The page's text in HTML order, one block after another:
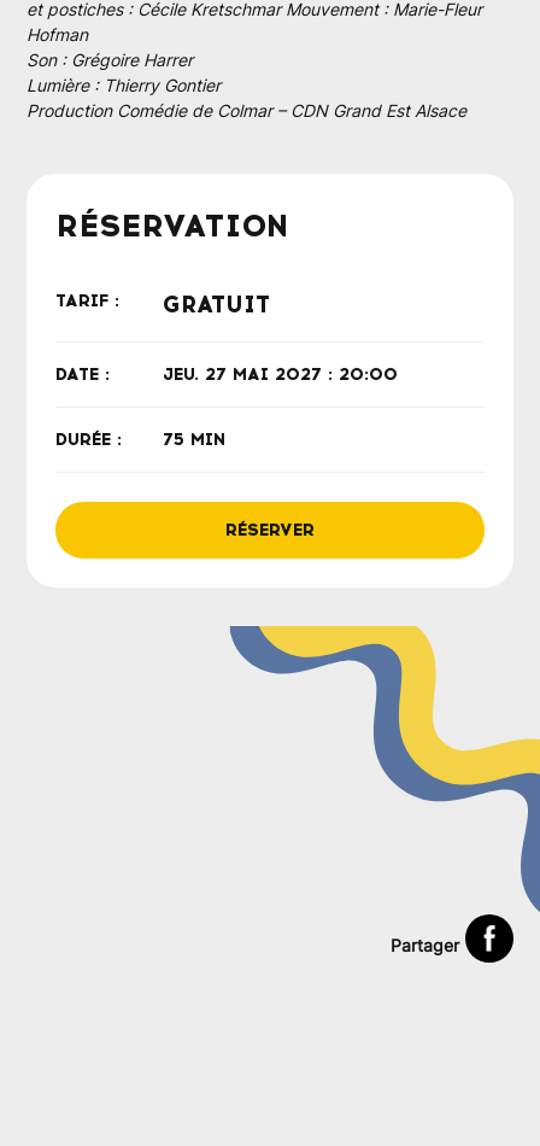
et postiches : Cécile Kretschmar Mouvement : Marie-Fleur
Hofman
Son : Grégoire Harrer
Lumière : Thierry Gontier
Production Comédie de Colmar – CDN Grand Est Alsace
RÉSERVATION
TARIF : GRATUIT
DATE : JEU. 27 MAI 2027 : 20:00
DURÉE : 75 MIN
RÉSERVER
Partager